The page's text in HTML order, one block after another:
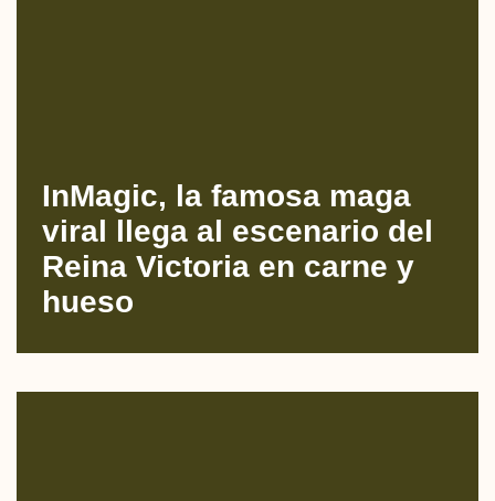
InMagic, la famosa maga
viral llega al escenario del
Reina Victoria en carne y
hueso